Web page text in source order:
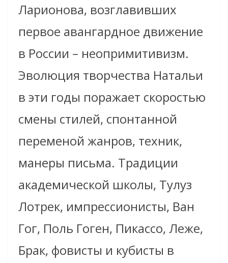
Ларионова, возглавивших
первое авангардное движение
в России – неопримитивизм.
Эволюция творчества Натальи
в эти годы поражает скоростью
смены стилей, спонтанной
переменой жанров, техник,
манеры письма. Традиции
академической школы, Тулуз
Лотрек, импрессионисты, Ван
Гог, Поль Гоген, Пикассо, Леже,
Брак, фовисты и кубисты в